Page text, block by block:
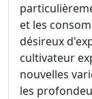
et les
désireux
cultivateur
nouvelles
les